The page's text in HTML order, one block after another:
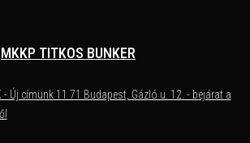
MKKP TITKOS BUNKER
- Új címünk 11 71 Budapest, Gázló u. 12. - bejárat a